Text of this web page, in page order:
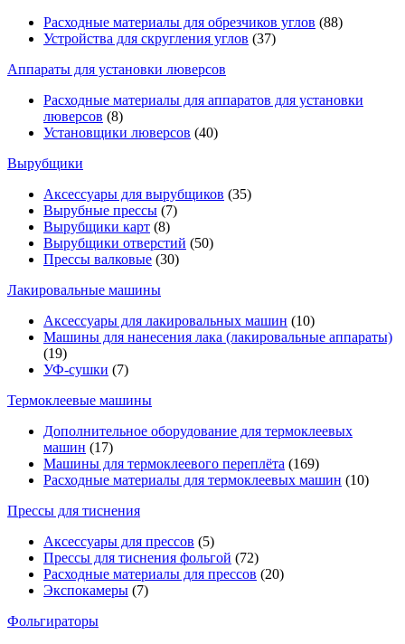
Расходные материалы для обрезчиков углов (88)
Устройства для скругления углов (37)
Аппараты для установки люверсов
Расходные материалы для аппаратов для установки
люверсов (8)
Установщики люверсов (40)
Вырубщики
Аксессуары для вырубщиков (35)
Вырубные прессы (7)
Вырубщики карт (8)
Вырубщики отверстий (50)
Прессы валковые (30)
Лакировальные машины
Аксессуары для лакировальных машин (10)
Машины для нанесения лака (лакировальные аппараты)
(19)
УФ-сушки (7)
Термоклеевые машины
Дополнительное оборудование для термоклеевых
машин (17)
Машины для термоклеевого переплёта (169)
Расходные материалы для термоклеевых машин (10)
Прессы для тиснения
Аксессуары для прессов (5)
Прессы для тиснения фольгой (72)
Расходные материалы для прессов (20)
Экспокамеры (7)
Фольгираторы